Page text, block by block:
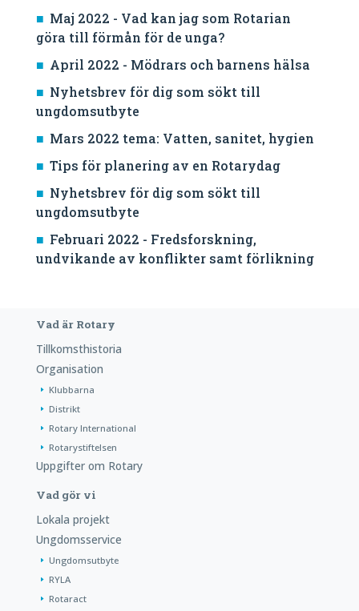
Maj 2022 - Vad kan jag som Rotarian
göra till förmån för de unga?
April 2022 - Mödrars och barnens hälsa
Nyhetsbrev för dig som sökt till
ungdomsutbyte
Mars 2022 tema: Vatten, sanitet, hygien
Tips för planering av en Rotarydag
Nyhetsbrev för dig som sökt till
ungdomsutbyte
Februari 2022 - Fredsforskning,
undvikande av konflikter samt förlikning
Vad är Rotary
Tillkomsthistoria
Organisation
Klubbarna
Distrikt
Rotary International
Rotarystiftelsen
Uppgifter om Rotary
Vad gör vi
Lokala projekt
Ungdomsservice
Ungdomsutbyte
RYLA
Rotaract